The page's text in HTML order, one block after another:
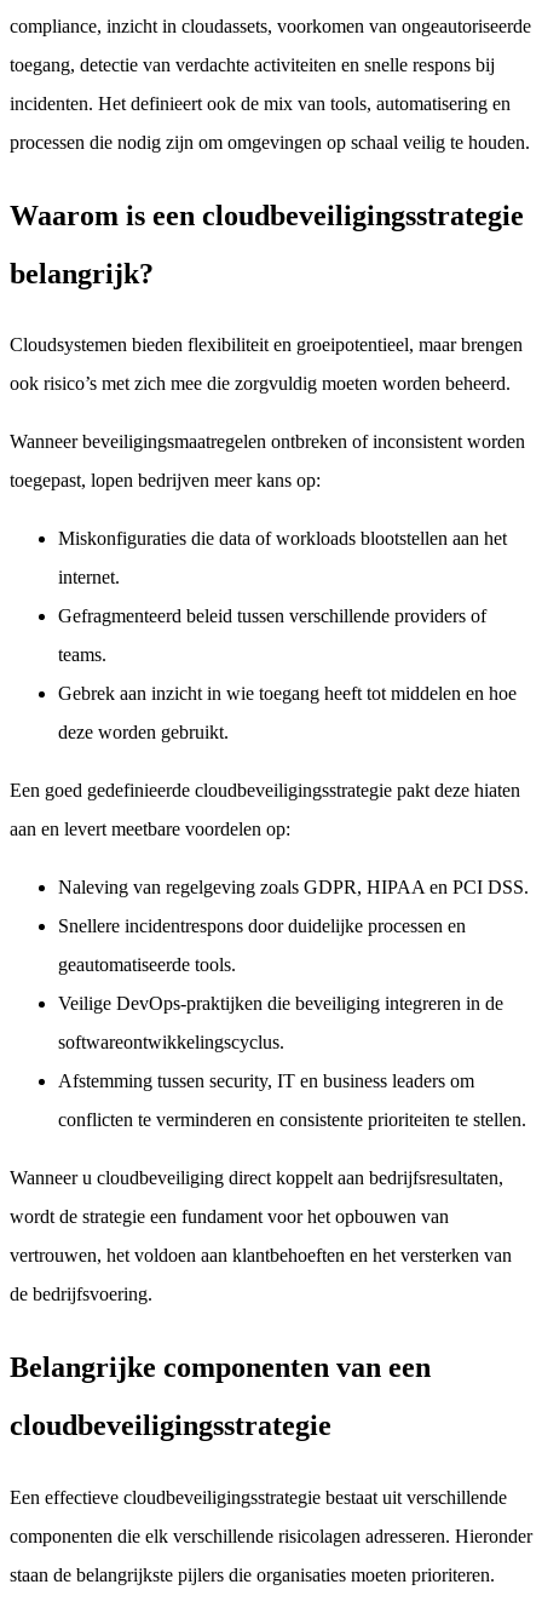
compliance, inzicht in cloudassets, voorkomen van ongeautoriseerde
toegang, detectie van verdachte activiteiten en snelle respons bij
incidenten. Het definieert ook de mix van tools, automatisering en
processen die nodig zijn om omgevingen op schaal veilig te houden.
Waarom is een cloudbeveiligingsstrategie
belangrijk?
Cloudsystemen bieden flexibiliteit en groeipotentieel, maar brengen
ook risico’s met zich mee die zorgvuldig moeten worden beheerd.
Wanneer beveiligingsmaatregelen ontbreken of inconsistent worden
toegepast, lopen bedrijven meer kans op:
Miskonfiguraties die data of workloads blootstellen aan het
internet.
Gefragmenteerd beleid tussen verschillende providers of
teams.
Gebrek aan inzicht in wie toegang heeft tot middelen en hoe
deze worden gebruikt.
Een goed gedefinieerde cloudbeveiligingsstrategie pakt deze hiaten
aan en levert meetbare voordelen op:
Naleving van regelgeving zoals GDPR, HIPAA en PCI DSS.
Snellere incidentrespons door duidelijke processen en
geautomatiseerde tools.
Veilige DevOps-praktijken die beveiliging integreren in de
softwareontwikkelingscyclus.
Afstemming tussen security, IT en business leaders om
conflicten te verminderen en consistente prioriteiten te stellen.
Wanneer u cloudbeveiliging direct koppelt aan bedrijfsresultaten,
wordt de strategie een fundament voor het opbouwen van
vertrouwen, het voldoen aan klantbehoeften en het versterken van
de bedrijfsvoering.
Belangrijke componenten van een
cloudbeveiligingsstrategie
Een effectieve cloudbeveiligingsstrategie bestaat uit verschillende
componenten die elk verschillende risicolagen adresseren. Hieronder
staan de belangrijkste pijlers die organisaties moeten prioriteren.